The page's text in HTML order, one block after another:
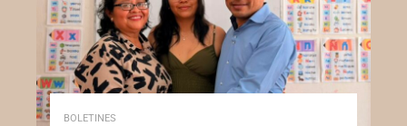
BOLETINES